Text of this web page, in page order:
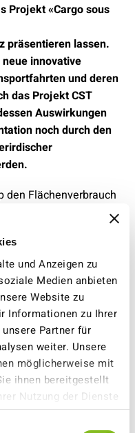
und Anzeigen zu
Medien anbieten
Website zu
Informationen zu Ihrer
Partner für
weiter. Unsere
möglicherweise mit
ihnen bereitgestellt
Nutzung der Dienste
Projekt «Cargo sous
präsentieren lassen.
innovative
und deren
das Projekt CST
Auswirkungen
noch durch den
den Flächenverbrauch
reduzieren oder
CST-Projektes
etwa das 1.7-fache
Luterbach-
27 Fussballfeldern.
dieser
der riesigen
da sehr viel
und nur gerade an
sind. Allein das